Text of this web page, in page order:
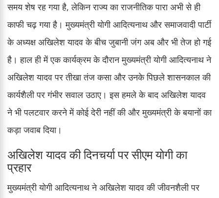
समय शेष रह गया है, लेकिन राज्य का राजनीतिक पारा अभी से ही
काफी चढ़ गया है। मुख्यमंत्री योगी आदित्यनाथ और समाजवादी पार्टी
के अध्यक्ष अखिलेश यादव के बीच जुबानी जंग अब और भी तेज हो गई
है। हाल ही में एक कार्यक्रम के दौरान मुख्यमंत्री योगी आदित्यनाथ ने
अखिलेश यादव पर तीखा तंज कसा और उनके पिछले शासनकाल की
कार्यशैली पर गंभीर सवाल उठाए। इस हमले के बाद अखिलेश यादव
ने भी पलटवार करने में कोई देरी नहीं की और मुख्यमंत्री के बयानों का
कड़ा जवाब दिया।
अखिलेश यादव की दिनचर्या पर सीएम योगी का
प्रहार
मुख्यमंत्री योगी आदित्यनाथ ने अखिलेश यादव की जीवनशैली पर